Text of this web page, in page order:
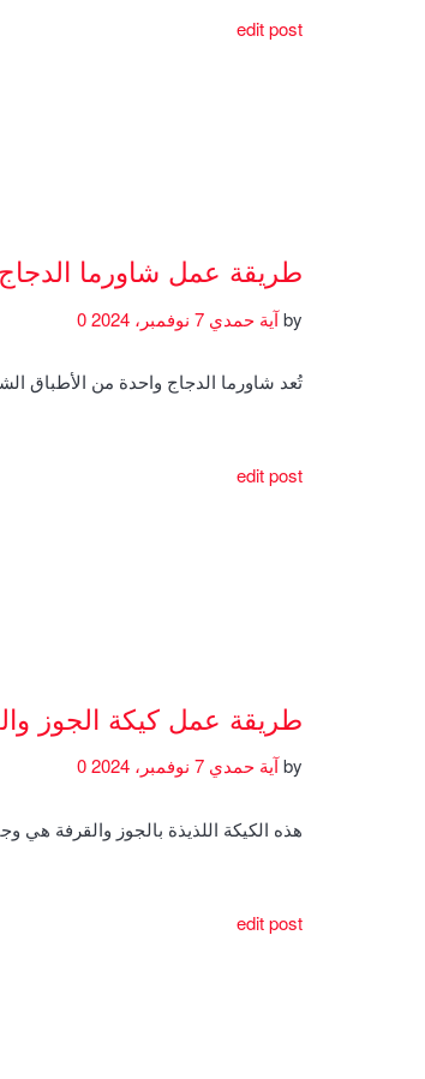
edit post
طريقة عمل شاورما
byآية حمدي
تُعد شاورما الدجاج واحدة من الأطباق
edit post
طريقة عمل كيكة الجوز
byآية حمدي
هذه الكيكة اللذيذة بالجوز والقرفة هي
edit post